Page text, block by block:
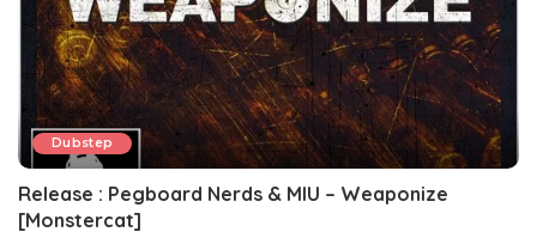
Dubstep
Release : Pegboard Nerds & MIU – Weaponize
[Monstercat]